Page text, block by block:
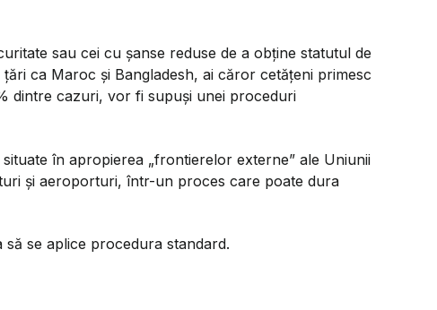
sau cei cu șanse reduse de a obține statutul de
ca Maroc și Bangladesh, ai căror cetățeni primesc
dintre cazuri, vor fi supuși unei proceduri
în apropierea „frontierelor externe” ale Uniunii
și aeroporturi, într-un proces care poate dura
se aplice procedura standard.